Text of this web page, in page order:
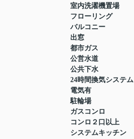
室内洗濯機置場
フローリング
バルコニー
出窓
都市ガス
公営水道
公共下水
24時間換気システム
電気有
駐輪場
ガスコンロ
コンロ２口以上
システムキッチン